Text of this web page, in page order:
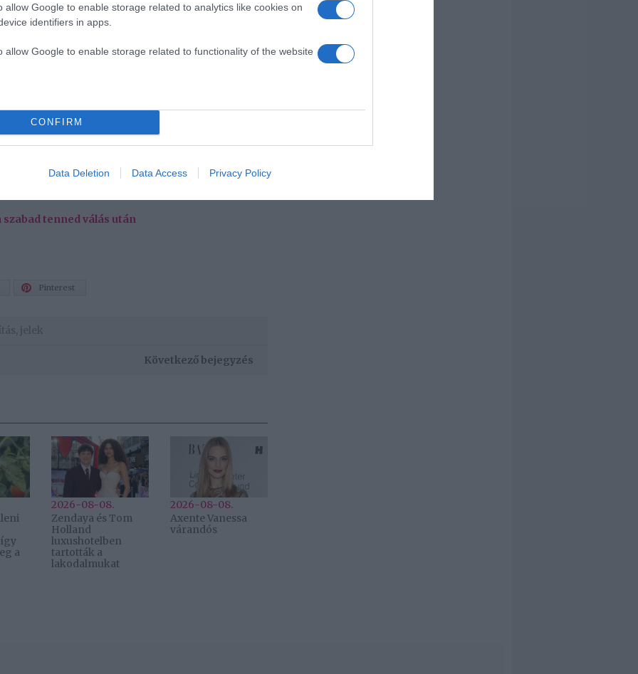
allow Google to enable storage related to analytics like cookies on
identifiers in apps.
allow Google to enable storage related to functionality of the website
CONFIRM
Data Deletion Data Access Privacy Policy
nem szeret és megcsal? Ha a párod megszállottan
kapcsolatba az elektronikus eszközeivel, ha
folyamatosan vidékre utazgat, vagy hirtelen
a párod valószínű váláson gondolkodik és lehet
fenti viselkedésbeli változásokat a párodnál, akkor
élethelyzeteket természetesen bárki átélheti, nem
Azonban, ha ismered ezeket a jeleket,
mégis bejelenti azt, hogy válni akar, sőt ez
elbeszélgessetek a párkapcsolatotokban
szabad tenned válás után
Pinterest
jelek
Következő bejegyzés
a
2026-08-08.
Zendaya és Tom
Holland
luxushotelben
tartották a
lakodalmukat
2026-08-08.
Axente Vanessa
várandós